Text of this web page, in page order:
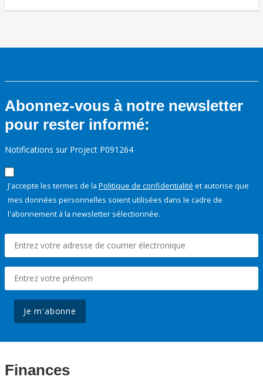
Abonnez-vous à notre newsletter
pour rester informé:
Notifications sur Project P091264
J'accepte les termes de la Politique de confidentialité et autorise que
mes données personnelles soient utilisées dans le cadre de
l'abonnement à la newsletter sélectionnée.
Je m'abonne
Finances